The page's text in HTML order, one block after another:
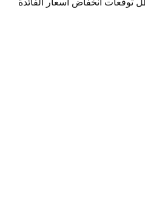
توقعات انخفاض أسعار الفائدة